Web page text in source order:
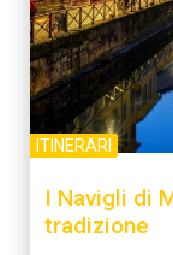
ITINERARI
I Navigli di
tradizione